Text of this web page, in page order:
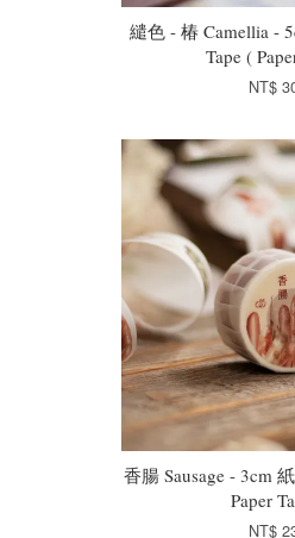
繾色 - 椿 Camellia -
Tape (
NT$
香腸 Sausage - 3cm
Paper
NT$